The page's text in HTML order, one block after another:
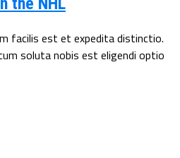
facilis est et expedita distinctio.
soluta nobis est eligendi optio